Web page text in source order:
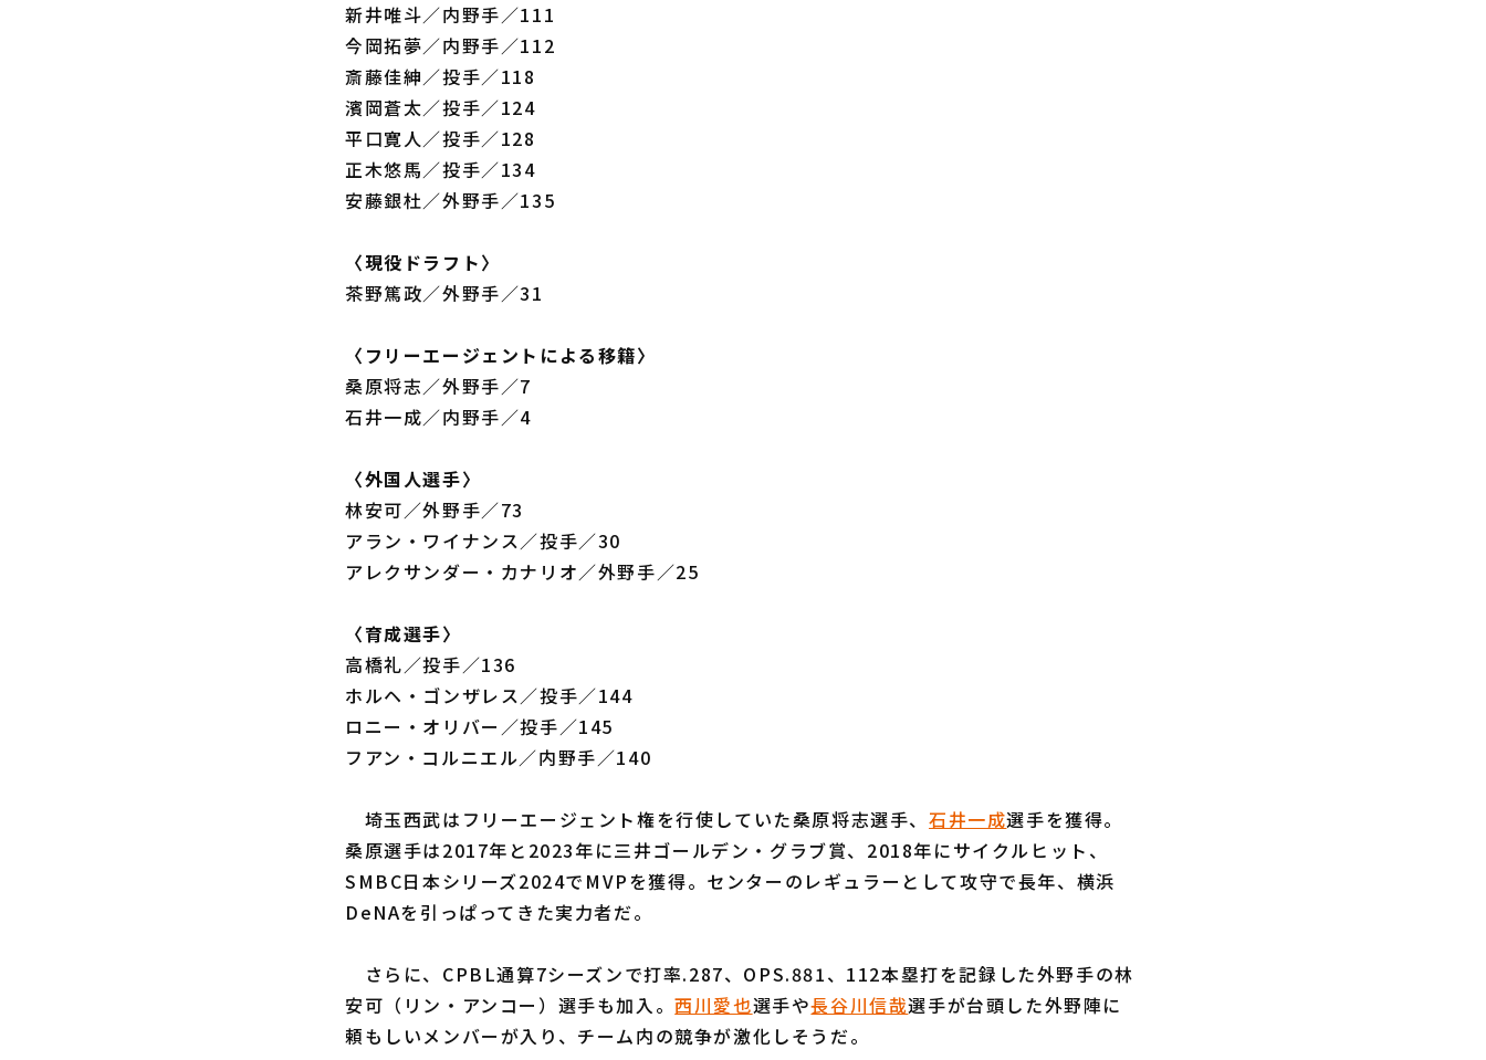
新井唯斗／内野手／111
今岡拓夢／内野手／112
斎藤佳紳／投手／118
濱岡蒼太／投手／124
平口寛人／投手／128
正木悠馬／投手／134
安藤銀杜／外野手／135
〈現役ドラフト〉
茶野篤政／外野手／31
〈フリーエージェントによる移籍〉
桑原将志／外野手／7
石井一成／内野手／4
〈外国人選手〉
林安可／外野手／73
アラン・ワイナンス／投手／30
アレクサンダー・カナリオ／外野手／25
〈育成選手〉
高橋礼／投手／136
ホルヘ・ゴンザレス／投手／144
ロニー・オリバー／投手／145
フアン・コルニエル／内野手／140
埼玉西武はフリーエージェント権を行使していた桑原将志選手、石井一成選手を獲得。
桑原選手は2017年と2023年に三井ゴールデン・グラブ賞、2018年にサイクルヒット、
SMBC日本シリーズ2024でMVPを獲得。センターのレギュラーとして攻守で長年、横浜
DeNAを引っぱってきた実力者だ。
さらに、CPBL通算7シーズンで打率.287、OPS.881、112本塁打を記録した外野手の林
安可（リン・アンコー）選手も加入。西川愛也選手や長谷川信哉選手が台頭した外野陣に
頼もしいメンバーが入り、チーム内の競争が激化しそうだ。